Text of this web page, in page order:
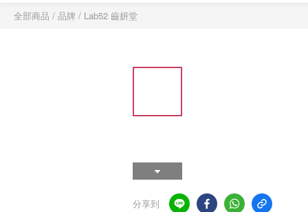
全部商品 / 品牌 / Lab52 齒妍堂
分享到